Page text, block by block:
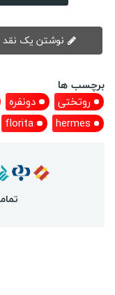
برچسب ها
روتختی
دونفره
hermes
florita